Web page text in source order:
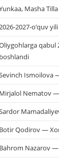
Masha
2027-o’quv
qabul
boshlandi
Ismoilova
Mirjalol Nematov
Botir Qodirov —
Bahrom Nazarov —